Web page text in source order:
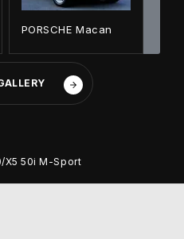
PORSCHE Macan
X5 50i M-Sport